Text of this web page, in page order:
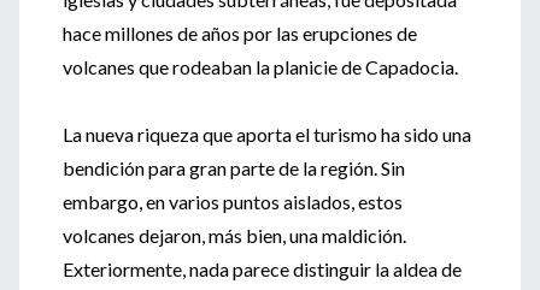
hace millones de años por las erupciones de
volcanes que rodeaban la planicie de Capadocia.
La nueva riqueza que aporta el turismo ha sido una
bendición para gran parte de la región. Sin
embargo, en varios puntos aislados, estos
volcanes dejaron, más bien, una maldición.
Exteriormente, nada parece distinguir la aldea de